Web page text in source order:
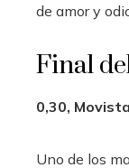
de amor y
Final
0,30,
Uno de los